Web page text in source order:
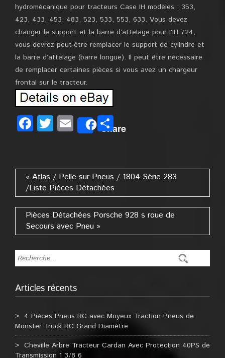
hydromécanique pour tracteurs Case IH modèles : 353,
423, 433, 453, 483, 523, 533, 553, 633. Vous devez
changer le support et la barre d’attelage pour l’IH 724,
vous devrez peut-être remplacer le support de cylindre et
la barre d’attelage (barre longue). Il peut être nécessaire
de remplacer certaines pièces si vous avez un chargeur
frontal sur le tracteur.
Facebook
Twitter
EmailSharePartager
« Atlas / Pelle sur Pneus / 1804 Série 283
/Liste Pièces Détachées
Pièces Détachées Porsche 928 s roue de
Secours avec Pneu »
Articles récents
4 Pièces Pneus RC avec Moyeux Traction Pneus de
Monster Truck RC Grand Diamètre
Cheville Arbre Tracteur Cardan Avec Protection 40PS de
Transmission 1 3/8 6